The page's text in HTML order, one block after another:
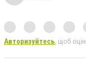
Авторизуйтесь, щоб